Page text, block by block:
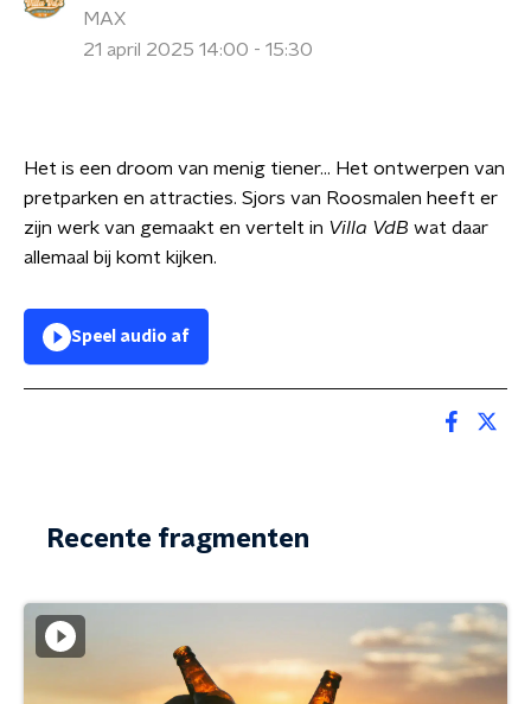
MAX
21 april 2025 14:00 - 15:30
Het is een droom van menig tiener... Het ontwerpen van
pretparken en attracties. Sjors van Roosmalen heeft er
zijn werk van gemaakt en vertelt in Villa VdB wat daar
allemaal bij komt kijken.
Speel audio af
Recente fragmenten